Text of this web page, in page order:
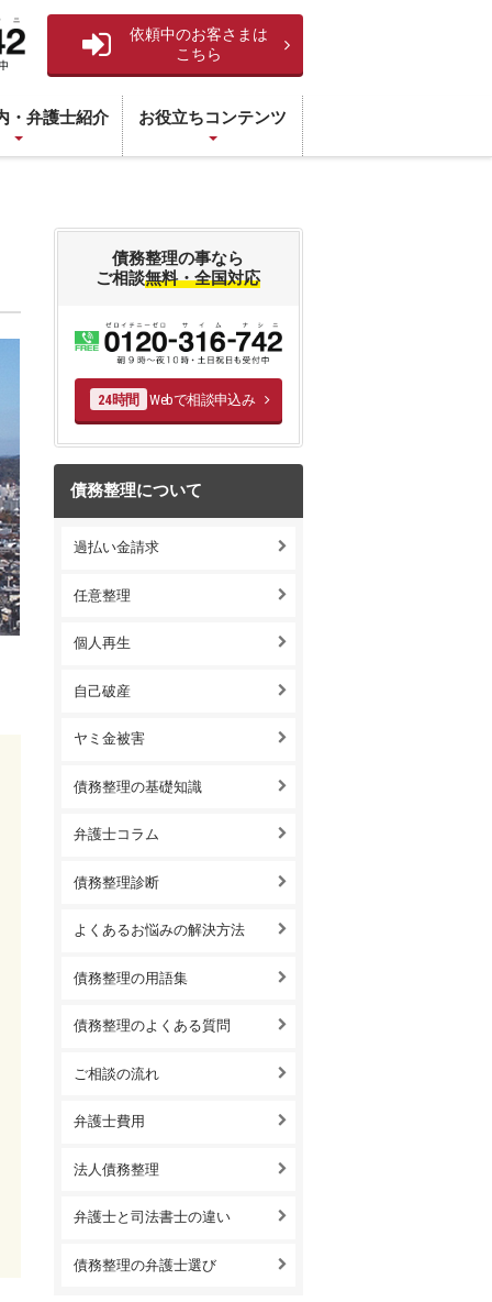
依頼中のお客さまは
こちら
・弁護士紹介 お役立ちコンテンツ
債務整理の事なら
ご相談無料・全国対応
24時間 Webで相談申込み
債務整理について
過払い金請求
任意整理
個人再生
自己破産
ヤミ金被害
債務整理の基礎知識
弁護士コラム
債務整理診断
よくあるお悩みの解決方法
債務整理の用語集
債務整理のよくある質問
ご相談の流れ
弁護士費用
法人債務整理
弁護士と司法書士の違い
債務整理の弁護士選び